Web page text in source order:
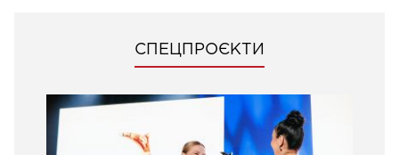
СПЕЦПРОЄКТИ